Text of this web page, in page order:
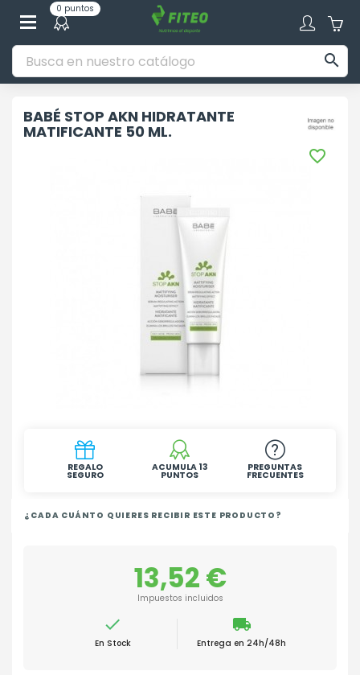
0 puntos

BABÉ STOP AKN HIDRATANTE
MATIFICANTE 50 ML.

REGALO
SEGURO
ACUMULA 13
PUNTOS
PREGUNTAS
FRECUENTES
¿CADA CUÁNTO QUIERES RECIBIR ESTE PRODUCTO?
13,52 €
Impuestos incluidos

En Stock
local_shipping
Entrega en 24h/48h